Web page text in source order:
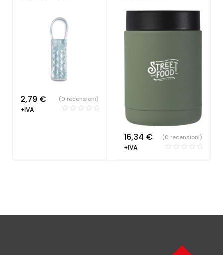
2,79 €
+IVA
(0 recensioni)
16,34 €
+IVA
(0 recensioni)